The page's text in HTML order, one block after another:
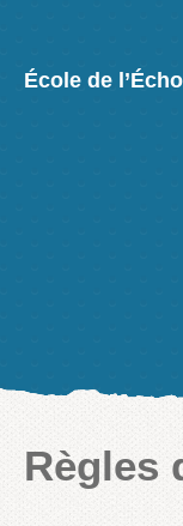
École de
Règles